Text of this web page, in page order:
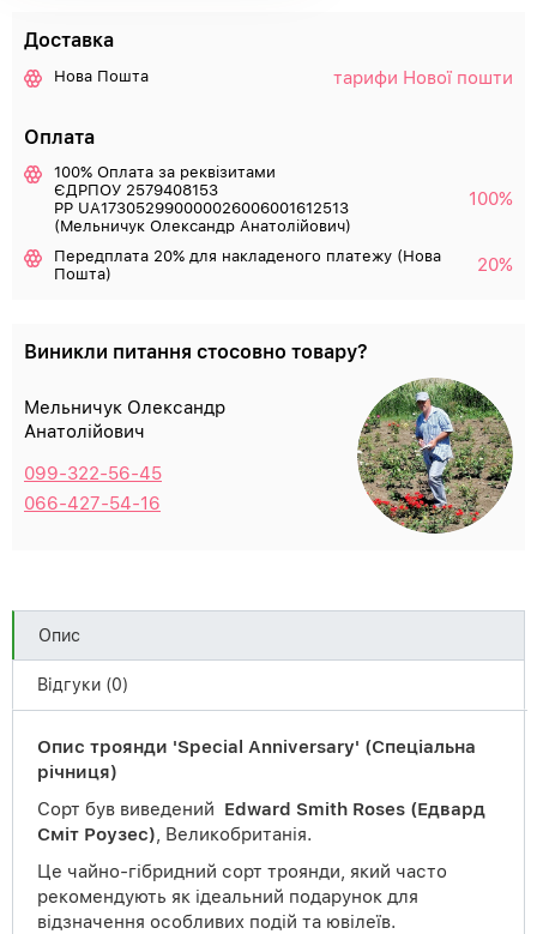
Доставка
Нова Пошта тарифи Нової пошти
Оплата
100% Оплата за реквізитами
ЄДРПОУ 2579408153
РР UA173052990000026006001612513
(Мельничук Олександр Анатолійович)
100%
Передплата 20% для накладеного платежу (Нова
Пошта)
20%
Виникли питання стосовно товару?
Мельничук Олександр
Анатолійович
099-322-56-45
066-427-54-16
Опис
Відгуки (0)
Опис троянди 'Special Anniversary' (Спеціальна
річниця)
Сорт був виведений Edward Smith Roses (Едвард
Сміт Роузес), Великобританія.
Це чайно-гібридний сорт троянди, який часто
рекомендують як ідеальний подарунок для
відзначення особливих подій та ювілеїв.